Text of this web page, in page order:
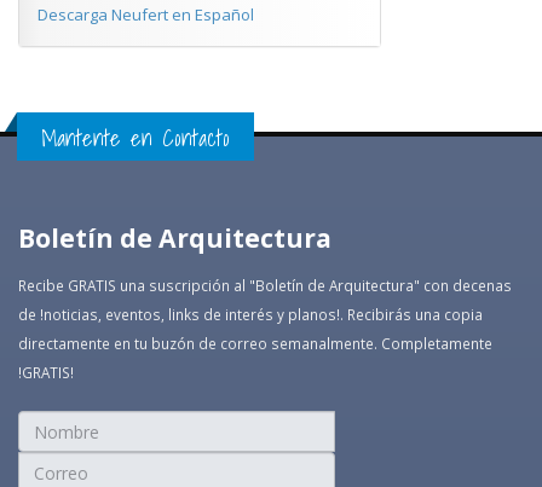
Descarga Neufert en Español
Mantente en Contacto
Boletín de Arquitectura
Recibe GRATIS una suscripción al "Boletín de Arquitectura" con decenas
de !noticias, eventos, links de interés y planos!. Recibirás una copia
directamente en tu buzón de correo semanalmente. Completamente
!GRATIS!